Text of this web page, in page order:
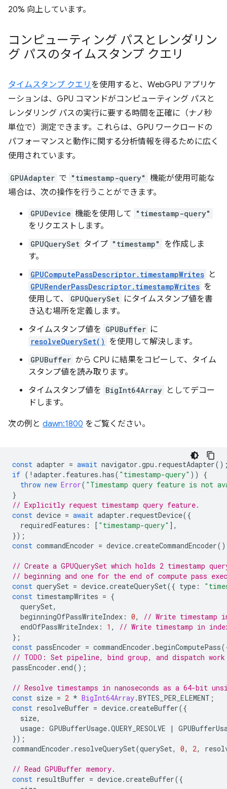
20% 向上しています。
コンピューティング パスとレンダリン
グ パスのタイムスタンプ クエリ
タイムスタンプ クエリ を使用すると、WebGPU アプリケ
ーションは、GPU コマンドがコンピューティング パスと
レンダリング パスの実行に要する時間を正確に（ナノ秒
単位で）測定できます。これらは、GPU ワークロードの
パフォーマンスと動作に関する分析情報を得るために広く
使用されています。
GPUAdapter で "timestamp-query" 機能が使用可能な
場合は、次の操作を行うことができます。
GPUDevice 機能を使用して "timestamp-query"
をリクエストします。
GPUQuerySet タイプ "timestamp"
を作成しま
す。
GPUComputePassDescriptor.timestampWrites と
GPURenderPassDescriptor.timestampWrites を
使用して、
GPUQuerySet にタイムスタンプ値を書
き込む場所を定義します。
タイムスタンプ値を GPUBuffer に
resolveQuerySet() を使用して解決します。
GPUBuffer から CPU に結果をコピーして、タイム
スタンプ値を読み取ります。
タイムスタンプ値を BigInt64Array としてデコー
ドします。
次の例と dawn:1800 をご覧ください。
const adapter = await navigator .gpu . requestAdapter
if ( ! adapter . features .has( "timestamp-query" ))
{
throw new Error( "Timestamp query feature is not
}
// Explicitly request timestamp query feature.
const device = await adapter . requestDevice({
requiredFeatures : [ "timestamp-query" ],
});
const commandEncoder = device.createCommandEncoder
// Create a GPUQuerySet which holds 2 timestamp
// beginning and one for the end of compute pass
const querySet = device.createQuerySet({ type :
const timestampWrites = {
querySet,
beginningOfPassWriteIndex : 0,
// Write timestamp
endOfPassWriteIndex : 1 ,
// Write timestamp in
};
const passEncoder = commandEncoder .beginComputePass
// TODO: Set pipeline, bind group, and dispatch
passEncoder . end();
// Resolve timestamps in nanoseconds as a 64-bit
const size = 2 * BigInt64Array.BYTES_PER_ELEMENT ;
const resolveBuffer = device.createBuffer({
size,
usage : GPUBufferUsage.QUERY_RESOLVE |
});
commandEncoder . resolveQuerySet(querySet, 0, 2,
// Read GPUBuffer memory.
const resultBuffer = device.createBuffer({